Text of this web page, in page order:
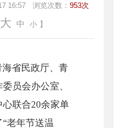
16:57 浏览次数： 953次
大 中 小 】
海省民政厅、青
员会办公室、
心联合20余家单
老年节送温